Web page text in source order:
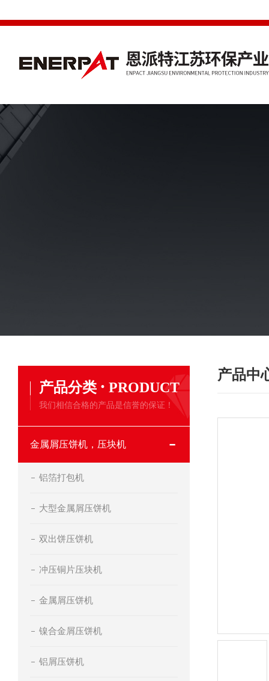
产品分类 · PRODUCT
我们相信合格的产品是信誉的保证！
金属屑压饼机，压块机
铝箔打包机
大型金属屑压饼机
双出饼压饼机
冲压铜片压块机
金属屑压饼机
镍合金屑压饼机
铝屑压饼机
产品中